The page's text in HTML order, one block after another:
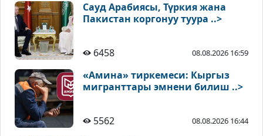
Сауд Арабиясы, Түркия жана
Пакистан коргонуу туура ..>
6458 08.08.2026 16:59
«Амина» тиркемеси: Кыргыз
мигранттары эмнени билиш ..>
5562 08.08.2026 16:44